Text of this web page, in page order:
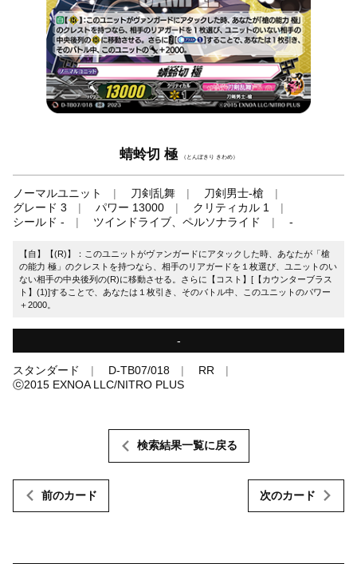
蜻蛉切 極 （とんぼきり きわめ）
ノーマルユニット 刀剣乱舞
刀剣男士-槍
グレード 3
パワー 13000
クリティカル 1
シールド -
ツインドライブ、ペルソナライド -
【自】【(R)】：このユニットがヴァンガードにアタックした時、あなたが「槍
の能力 極」のクレストを持つなら、相手のリアガードを１枚選び、ユニットのい
ない相手の中央後列の(R)に移動させる。さらに【コスト】[【カウンターブラス
ト】(1)]することで、あなたは１枚引き、そのバトル中、このユニットのパワー
＋2000。
-
スタンダード D-TB07/018
RR
ⓒ2015 EXNOA LLC/NITRO PLUS
前のカード
検索結果一覧に戻る
次のカード